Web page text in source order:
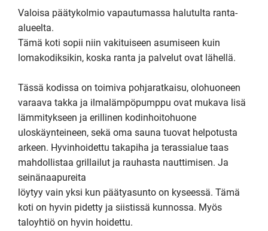
Valoisa päätykolmio vapautumassa halutulta ranta-
alueelta.
Tämä koti sopii niin vakituiseen asumiseen kuin
lomakodiksikin, koska ranta ja palvelut ovat lähellä.
Tässä kodissa on toimiva pohjaratkaisu, olohuoneen
varaava takka ja ilmalämpöpumppu ovat mukava lisä
lämmitykseen ja erillinen kodinhoitohuone
uloskäynteineen, sekä oma sauna tuovat helpotusta
arkeen. Hyvinhoidettu takapiha ja terassialue taas
mahdollistaa grillailut ja rauhasta nauttimisen. Ja
seinänaapureita
löytyy vain yksi kun päätyasunto on kyseessä. Tämä
koti on hyvin pidetty ja siistissä kunnossa. Myös
taloyhtiö on hyvin hoidettu.